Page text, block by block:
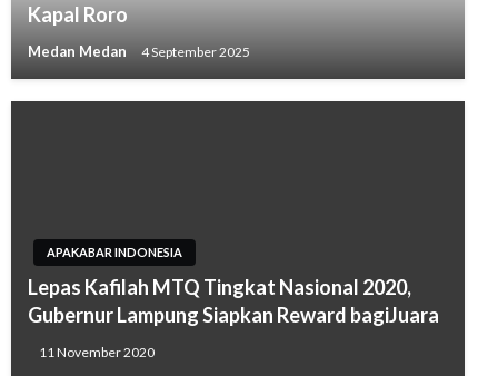
Kapal Roro
Medan Medan 4 September 2025
APAKABAR INDONESIA
Lepas Kafilah MTQ Tingkat Nasional 2020,
Gubernur Lampung Siapkan Reward bagiJuara
11 November 2020